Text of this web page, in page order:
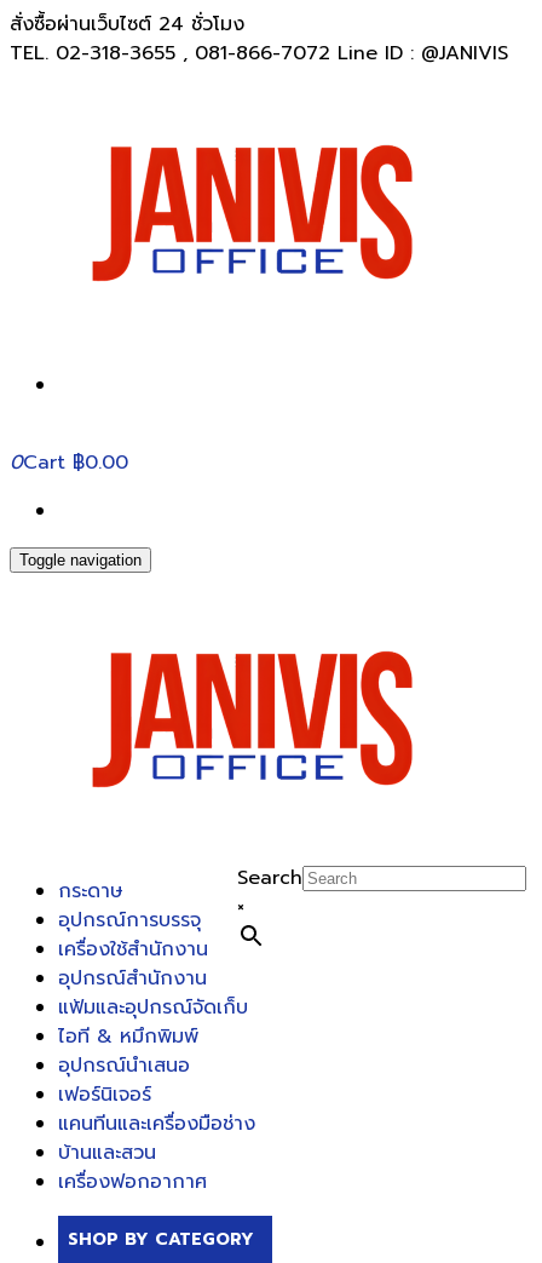
สั่งซื้อผ่านเว็บไซต์ 24 ชั่วโมง
TEL. 02-318-3655 , 081-866-7072 Line ID : @JANIVIS
0Cart ฿0.00
Toggle navigation
Search
×
กระดาษ
อุปกรณ์การบรรจุ
เครื่องใช้สำนักงาน
อุปกรณ์สำนักงาน
แฟ้มและอุปกรณ์จัดเก็บ
ไอที & หมึกพิมพ์
อุปกรณ์นำเสนอ
เฟอร์นิเจอร์
แคนทีนและเครื่องมือช่าง
บ้านและสวน
เครื่องฟอกอากาศ
SHOP BY CATEGORY